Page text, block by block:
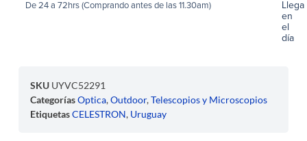
De 24 a 72hrs (Comprando antes de las 11.30am)
Llega
en
el
día
SKU UYVC52291
CategoríasOptica,Outdoor,Telescopios y Microscopios
EtiquetasCELESTRON, Uruguay